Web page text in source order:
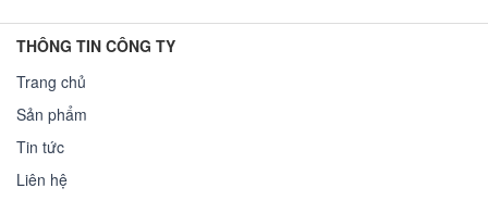
THÔNG TIN CÔNG TY
Trang chủ
Sản phẩm
Tin tức
Liên hệ